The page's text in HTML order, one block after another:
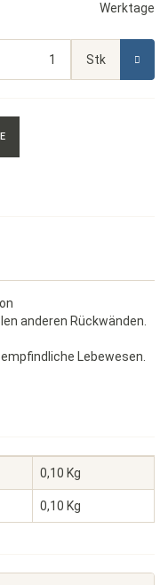
Werktage
Stk
anderen Rückwänden.
Lebewesen.
0,10 Kg
0,10 Kg